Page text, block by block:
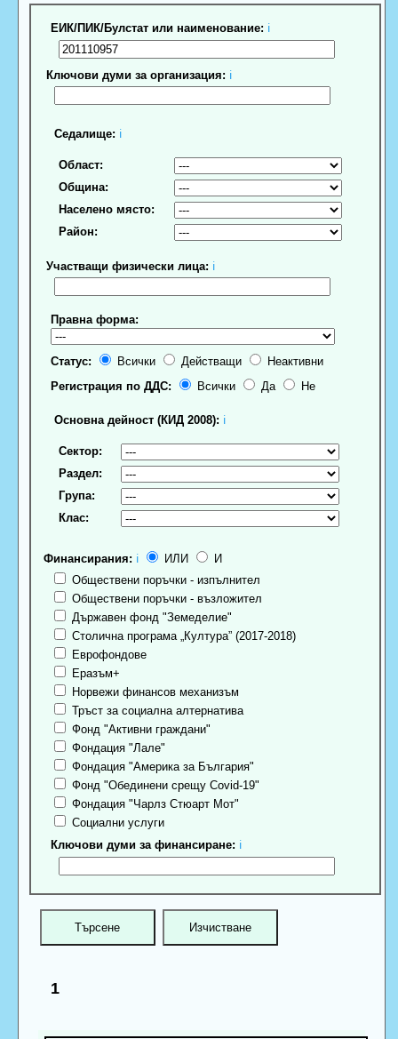
ЕИК/ПИК/Булстат или наименование: ℹ
Ключови думи за организация: ℹ
Седалище: ℹ
Област:
Община:
Населено място:
Район:
Участващи физически лица: ℹ
Правна форма:
Статус: Всички Действащи
Неактивни
Регистрация по ДДС:
Всички Да Не
Основна дейност (КИД 2008): ℹ
Сектор:
Раздел:
Група:
Клас:
Финансирания: ℹ ИЛИ
И
Обществени поръчки - изпълнител
Обществени поръчки - възложител
Държавен фонд "Земеделие"
Столична програма „Култура” (2017-2018)
Еврофондове
Еразъм+
Норвежи финансов механизъм
Тръст за социална алтернатива
Фонд "Активни граждани"
Фондация "Лале"
Фондация "Америка за България"
Фонд "Обединени срещу Covid-19"
Фондация "Чарлз Стюарт Мот"
Социални услуги
Ключови думи за финансиране: ℹ
1